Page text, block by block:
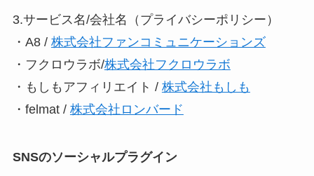
3.サービス名/会社名（プライバシーポリシー）
・A8 / 株式会社ファンコミュニケーションズ
・フクロウラボ/株式会社フクロウラボ
・もしもアフィリエイト / 株式会社もしも
・felmat / 株式会社ロンバード
SNSのソーシャルプラグイン